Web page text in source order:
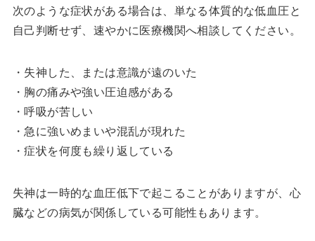
次のような症状がある場合は、単なる体質的な低血圧と
自己判断せず、速やかに医療機関へ相談してください。
・失神した、または意識が遠のいた
・胸の痛みや強い圧迫感がある
・呼吸が苦しい
・急に強いめまいや混乱が現れた
・症状を何度も繰り返している
失神は一時的な血圧低下で起こることがありますが、心
臓などの病気が関係している可能性もあります。